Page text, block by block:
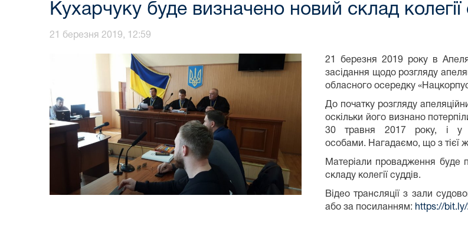
Кухарчуку буде визначено новий склад колегії
21 березня 2019, 12:59
21 березня 2019 року в
засідання щодо розгляду
обласного осередку
До початку розгляду
оскільки його визнано
30 травня 2017 року, і у
особами. Нагадаємо, що з тієї
Матеріали провадження буде
складу колегії суддів.
Відео трансляції з зали
або за посиланням: https://bit.ly/